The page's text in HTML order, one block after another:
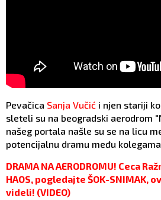
Pevačica Sanja Vučić i njen stariji
sleteli su na beogradski aerodrom
našeg portala našle su se na licu
potencijalnu dramu među
DRAMA NA AERODROMU! Ceca
HAOS, pogledajte ŠOK-SNIMAK,
videli! (VIDEO)